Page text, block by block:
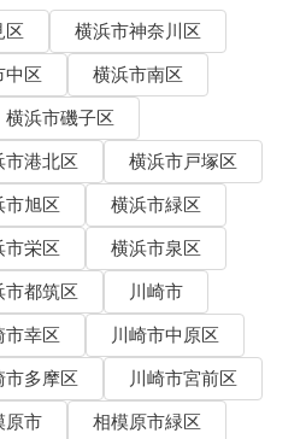
区
横浜市神奈川区
中区
横浜市南区
横浜市磯子区
市港北区
横浜市戸塚区
市旭区
横浜市緑区
市栄区
横浜市泉区
市都筑区
川崎市
市幸区
川崎市中原区
市多摩区
川崎市宮前区
原市
相模原市緑区